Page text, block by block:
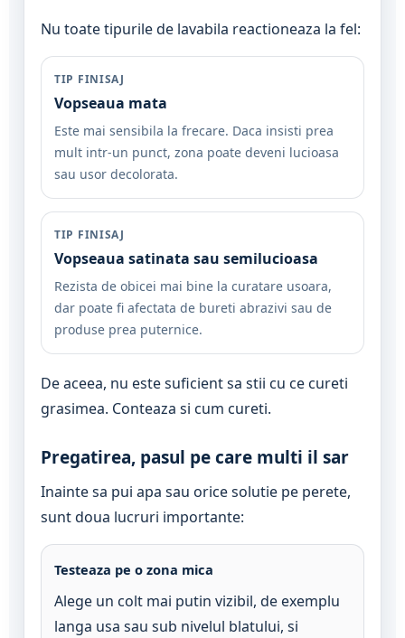
Nu toate tipurile de lavabila reactioneaza la fel:
TIP FINISAJ
Vopseaua mata
Este mai sensibila la frecare. Daca insisti prea
mult intr-un punct, zona poate deveni lucioasa
sau usor decolorata.
TIP FINISAJ
Vopseaua satinata sau semilucioasa
Rezista de obicei mai bine la curatare usoara,
dar poate fi afectata de bureti abrazivi sau de
produse prea puternice.
De aceea, nu este suficient sa stii cu ce cureti
grasimea. Conteaza si cum cureti.
Pregatirea, pasul pe care multi il sar
Inainte sa pui apa sau orice solutie pe perete,
sunt doua lucruri importante:
Testeaza pe o zona mica
Alege un colt mai putin vizibil, de exemplu
langa usa sau sub nivelul blatului, si